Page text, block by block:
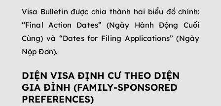
Visa Bulletin được chia thành hai biểu đồ chính:
“Final Action Dates” (Ngày Hành Động Cuối
Cùng) và “Dates for Filing Applications” (Ngày
Nộp Đơn).
DIỆN VISA ĐỊNH CƯ THEO DIỆN
GIA ĐÌNH (FAMILY-SPONSORED
PREFERENCES)